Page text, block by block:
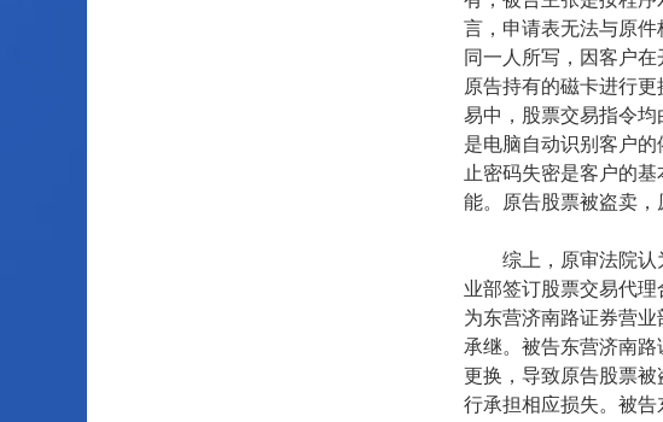
言，申请表无法与原件
同一人所写，因客户
原告持有的磁卡进行
易中，股票交易指令
是电脑自动识别客户
止密码失密是客户的
能。原告股票被盗卖，
综上，原审法院认为
业部签订股票交易代
为东营济南路证券营
承继。被告东营济南
更换，导致原告股票
行承担相应损失。被